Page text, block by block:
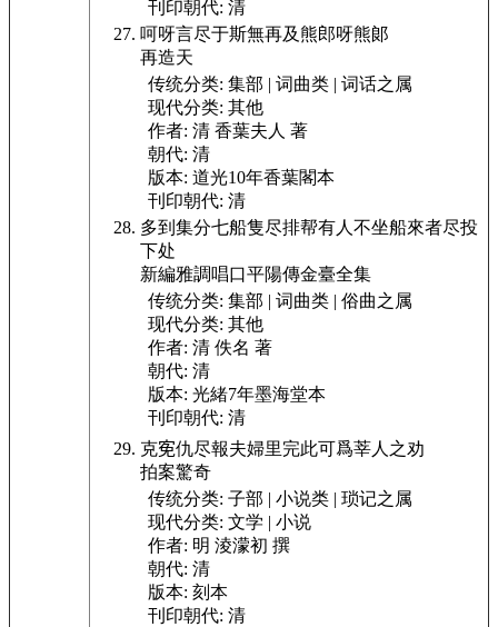
刊印朝代: 清
呵呀言尽于斯無再及熊郎呀熊郞
再造天
传统分类: 集部 | 词曲类 | 词话之属
现代分类: 其他
作者: 清 香葉夫人 著
朝代: 清
版本: 道光10年香葉閣本
刊印朝代: 清
多到集分七船隻尽排帮有人不坐船來者尽投
下处
新編雅調唱口平陽傳金臺全集
传统分类: 集部 | 词曲类 | 俗曲之属
现代分类: 其他
作者: 清 佚名 著
朝代: 清
版本: 光緒7年墨海堂本
刊印朝代: 清
克𡨚仇尽報夫婦里完此可爲莘人之劝
拍案驚奇
传统分类: 子部 | 小说类 | 琐记之属
现代分类: 文学 | 小说
作者: 明 淩濛初 撰
朝代: 清
版本: 刻本
刊印朝代: 清